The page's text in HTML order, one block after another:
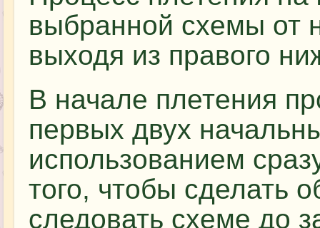
выбранной схемы от
выходя из правого
В начале плетения
первых двух
использованием
того, чтобы сделать
следовать схеме до